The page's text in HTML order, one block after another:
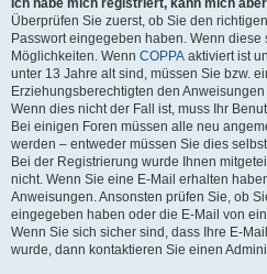
Ich habe mich registriert, kann mich
Überprüfen Sie zuerst, ob Sie den
Passwort eingegeben haben. Wenn diese
Möglichkeiten. Wenn COPPA aktiviert ist
unter 13 Jahre alt sind, müssen Sie bzw.
Erziehungsberechtigten den
Wenn dies nicht der Fall ist, muss Ihr
Bei einigen Foren müssen alle neu
werden – entweder müssen Sie dies
Bei der Registrierung wurde Ihnen
nicht. Wenn Sie eine E-Mail erhalten
Anweisungen. Ansonsten prüfen Sie, ob
eingegeben haben oder die E-Mail von
Wenn Sie sich sicher sind, dass Ihre E-
wurde, dann kontaktieren Sie einen